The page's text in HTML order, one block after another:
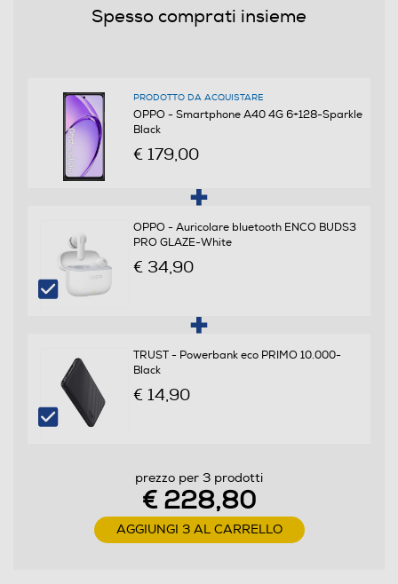
Format
Bar phone
Sistema Operativo - Processore
Sistema operativo
Versione sistema operativo
Android 14
Velocità del processore in GHz
Spesso comprati insieme
PRODOTTO DA ACQUISTARE
OPPO - Smartphone A40 4G 6+128-Sparkle
Black
€ 179,00
OPPO - Auricolare bluetooth ENCO BUDS3
PRO GLAZE-White
€ 34,90
TRUST - Powerbank eco PRIMO 10.000-
Black
€ 14,90
prezzo per 3 prodotti
€ 228,80
AGGIUNGI 3 AL CARRELLO